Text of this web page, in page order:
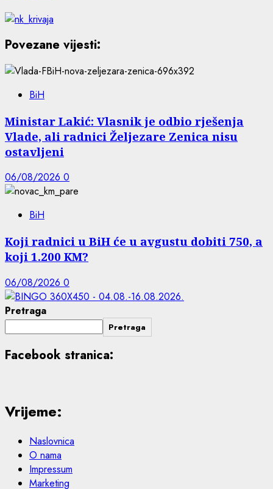
Povezane vijesti:
BiH
Ministar Lakić: Vlasnik je odbio rješenja
Vlade, ali radnici Željezare Zenica nisu
ostavljeni
06/08/2026 0
BiH
Koji radnici u BiH će u avgustu dobiti 750, a
koji 1.200 KM?
06/08/2026 0
Pretraga
Pretraga
Facebook stranica:
Vrijeme:
Naslovnica
O nama
Impressum
Marketing